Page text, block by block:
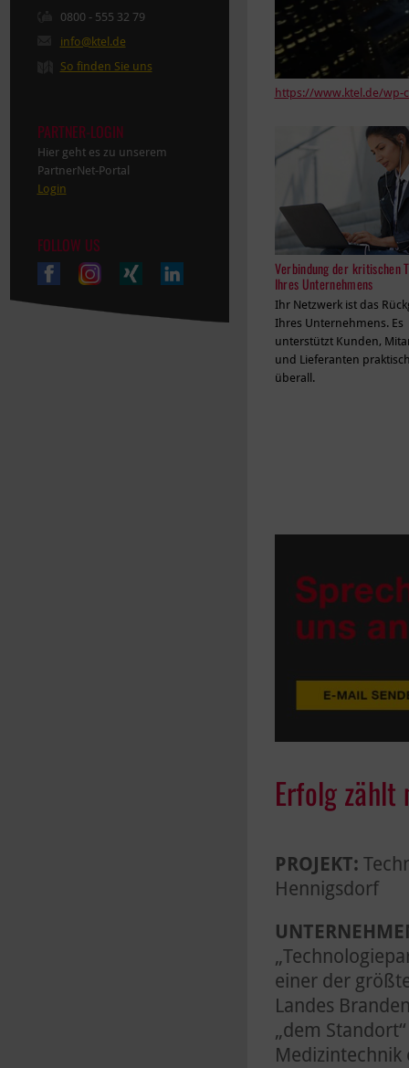
0800 - 555 32 79
info@ktel.de
So finden Sie uns
PARTNER-LOGIN
Hier geht es zu unserem
PartnerNet-Portal
Login
FOLLOW US
https://www.ktel.de/
Verbindung der kritischen
Ihres Unternehmens
Ihr Netzwerk ist das
Ihres Unternehmens. Es
unterstützt Kunden,
und Lieferanten
überall.
Erfolg
PROJEKT:
Hennigsdorf
einer der
Landes
„dem
Medizintechnik